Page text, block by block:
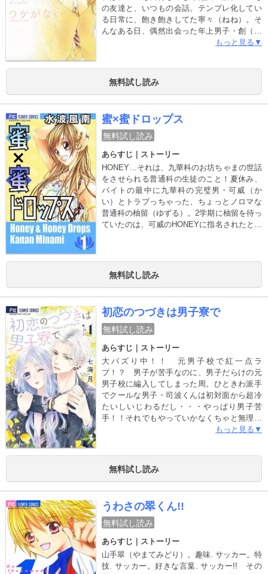
の友達と、いつもの会話。テンプレ化してい
る日常に、飽き飽きしてた寧々（ねね）。そ
んなある日、偶然出会った年上男子・創（は
じめ）さんに、一瞬でココロを奪われてしま
永ゆうが描くキュン恋!!
もっと見る▼
無料試し読み
蜜×蜜ドロップス
無料試し読み
あらすじ｜ストーリー
HONEY…それは、九華科のお坊ちゃまの世話
をさせられる普通科の生徒のこと！夏休み、
バイトの最中に九華科の完璧男・可威（か
い）とトラブっちゃった、ちょっとノロマな
普通科の柚留（ゆずる）。2学期に柚留を待っ
ていたのは、可威のHONEYに指名されたとい
無料試し読み
初恋のつづきは男子寮で
無料試し読み
あらすじ｜ストーリー
大バズり中！！ 元男子校で紅一点ラ
ブ！？ 男子が苦手なのに、男子だらけの元
男子校に編入してしまった周。ひときわ派手
でクールな男子・司波くんは初対面から超冷
たいしいじわるだし・・・やっぱり男子苦
手！！それでもやっていかなくちゃと無理を
する周を助けてくれたのは・・・司波く
うはずなのに、初恋の男の子を思い出してし
まう＿＿。 イケメン揃いの元男子校で繰り
の超話題作、ついに紙の単行本化★
もっと見る▼
無料試し読み
うわさの翠くん!!
無料試し読み
あらすじ｜ストーリー
山手翠（やまてみどり）。趣味. サッカー。特
技. サッカー。好きな言葉. サッカー!! その